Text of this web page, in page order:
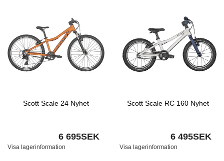
Scott Scale 24 Nyhet
6 695SEK
Visa lagerinformation
Scott Scale RC 160 Nyhet
6 495SEK
Visa lagerinformation